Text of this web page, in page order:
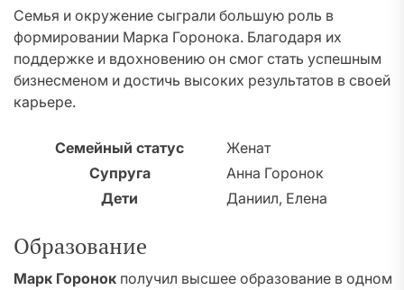
Семья и окружение сыграли большую роль в
формировании Марка Горонока. Благодаря их
поддержке и вдохновению он смог стать успешным
бизнесменом и достичь высоких результатов в своей
карьере.
Семейный статус
Женат
Супруга
Анна Горонок
Дети
Даниил, Елена
Образование
Марк Горонок получил высшее образование в одном